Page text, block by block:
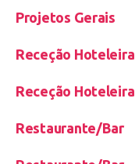
Projetos Gerais
Receção Hoteleira
Receção Hoteleira
Restaurante/Bar